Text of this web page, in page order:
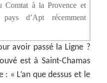
Comtat à la Provence et
d’Apt récemment
avoir passé la Ligne ?
est à Saint-Chamas
: « L’an que dessus et le